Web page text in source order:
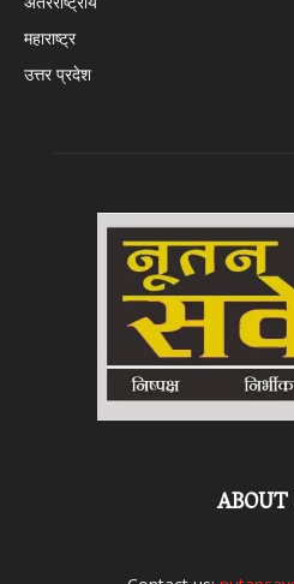
महाराष्ट्र
उत्तर प्रदेश